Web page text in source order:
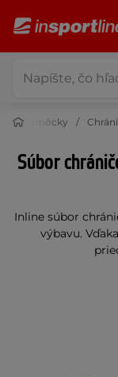
pomôcky
Súbor
Inline súbor
výbavu.